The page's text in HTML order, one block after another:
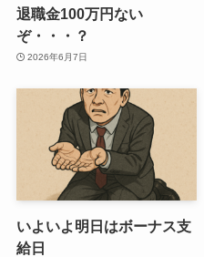
退職金100万円ない
ぞ・・・？
2026年6月7日
いよいよ明日はボーナス支
給日